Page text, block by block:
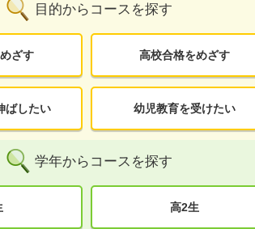
目的からコースを探す
ざす 高校合格をめざす
ばしたい 幼児教育を受けたい
学年からコースを探す
高2生